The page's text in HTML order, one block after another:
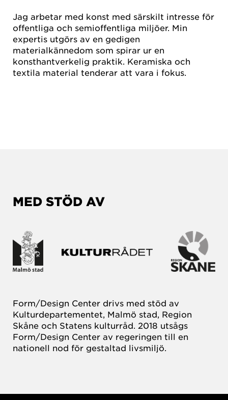
Jag arbetar med konst med särskilt intresse för
offentliga och semioffentliga miljöer. Min
expertis utgörs av en gedigen
materialkännedom som spirar ur en
konsthantverkelig praktik. Keramiska och
textila material tenderar att vara i fokus.
MED STÖD AV
Form/Design Center drivs med stöd av
Kulturdepartementet, Malmö stad, Region
Skåne och Statens kulturråd. 2018 utsågs
Form/Design Center av regeringen till en
nationell nod för gestaltad livsmiljö.